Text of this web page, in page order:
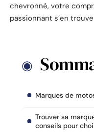
chevronné, votre
passionnant s’en
Marques de
Trouver sa
conseils pour